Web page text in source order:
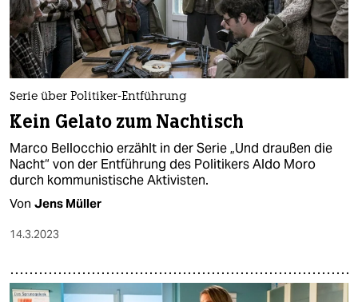
Serie über Politiker-Entführung
Kein Gelato zum Nachtisch
Marco Bellocchio erzählt in der Serie „Und draußen die
Nacht“ von der Entführung des Politikers Aldo Moro
durch kommunistische Aktivisten.
Von Jens Müller
14.3.2023